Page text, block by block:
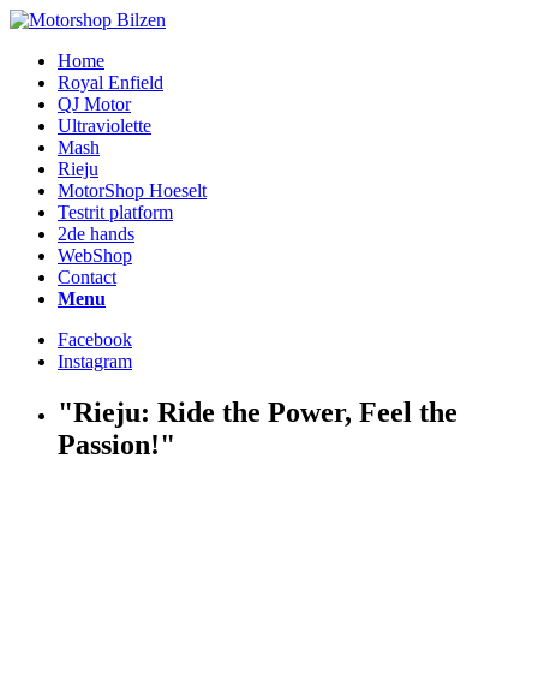
Home
Royal Enfield
QJ Motor
Ultraviolette
Mash
Rieju
MotorShop Hoeselt
Testrit platform
2de hands
WebShop
Contact
Menu
Facebook
Instagram
"Rieju: Ride the Power, Feel the
Passion!"